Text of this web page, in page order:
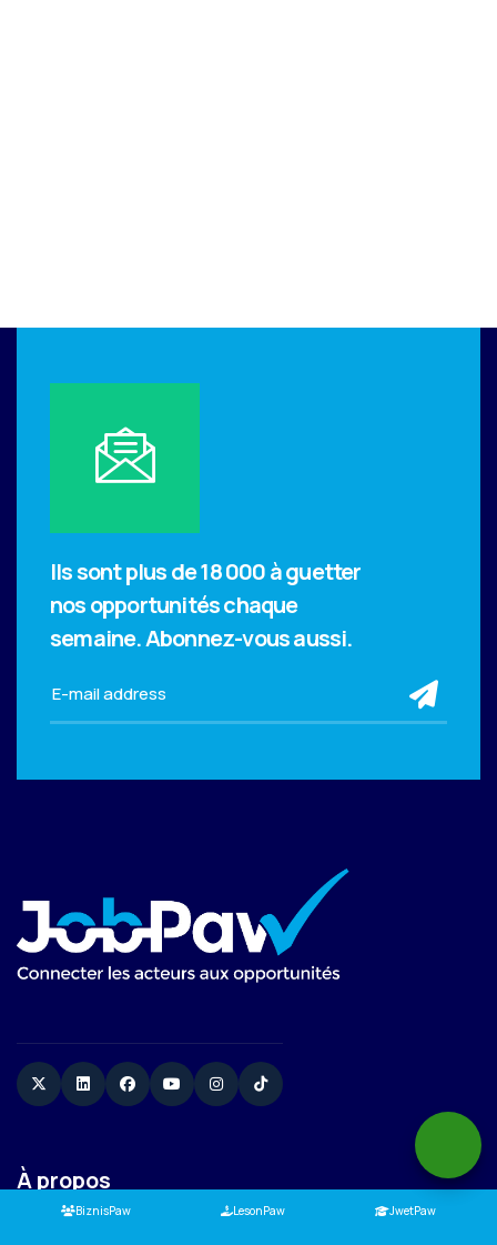
BiznisPaw LesonPaw JwetPaw
Ils sont plus de 18 000 à guetter
nos opportunités chaque
semaine.Abonnez-vous aussi.
TwitterLinkedinFacebookYouTubeInstagram
TikTok
À propos